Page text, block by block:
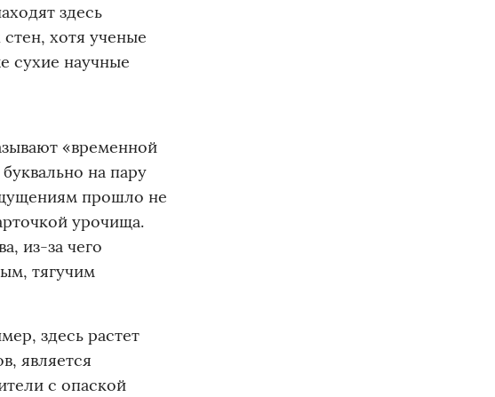
здесь
хотя ученые
сухие научные
«временной
на пару
прошло не
урочища.
из-за чего
тягучим
здесь растет
является
с опаской